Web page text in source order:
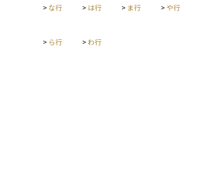
> な行 > は行 > ま行 > や行
> ら行 > わ行